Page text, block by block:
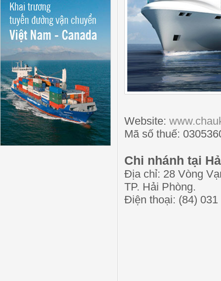
Website:
Mã số thuế:
Chi nhánh tại
Địa chỉ: 28 Vòng
TP. Hải Phòng.
Điện thoại: (84)